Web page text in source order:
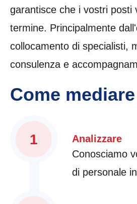
garantisce che i vostri posti
termine. Principalmente
collocamento di specialisti,
consulenza e
Come mediare
1
Analizzare
Conosciamo
di personale